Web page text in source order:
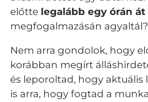
előtte legalább egy órán át
megfogalmazásán agyaltál?
Nem arra gondolok, hogy
korábban megírt
és leporoltad, hogy aktuális
is arra, hogy fogtad a